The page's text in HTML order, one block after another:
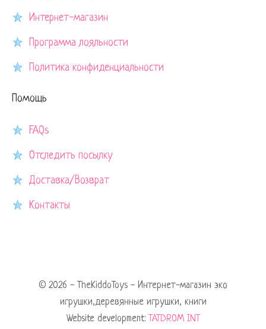
Интернет-магазин
Программа лояльности
Политика конфиденциальности
Помощь
FAQs
Отследить посылку
Доставка/Возврат
Контакты
© 2026 - TheKiddoToys - Интернет-магазин эко
игрушки,деревянные игрушки, книги
Website development: TATDROM INT